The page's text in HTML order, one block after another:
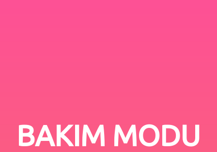
BAKIM MODU